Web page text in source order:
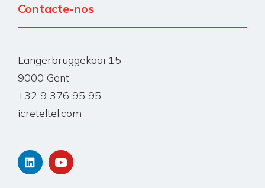
Contacte-nos
Langerbruggekaai 15
9000 Gent
+32 9 376 95 95
icreteltel.com